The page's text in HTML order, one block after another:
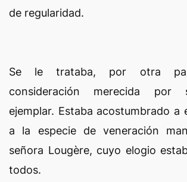
de regularidad.
Se le trataba, por otra
consideración merecida por
ejemplar. Estaba acostumbrado a
a la especie de veneración
señora Lougère, cuyo elogio
todos.